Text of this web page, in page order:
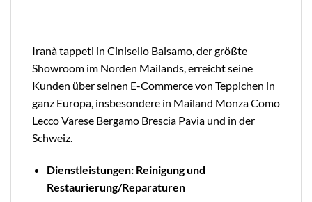
Iranà tappeti in Cinisello Balsamo, der größte
Showroom im Norden Mailands, erreicht seine
Kunden über seinen E-Commerce von Teppichen in
ganz Europa, insbesondere in Mailand Monza Como
Lecco Varese Bergamo Brescia Pavia und in der
Schweiz.
Dienstleistungen: Reinigung und
Restaurierung/Reparaturen